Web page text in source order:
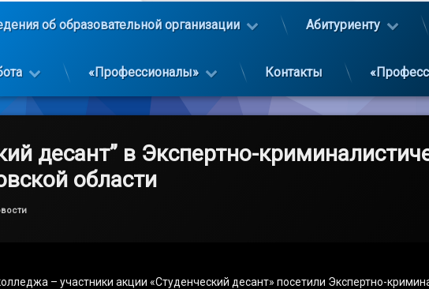
об образовательной организации Абитуриенту
«Профессионалы» Контакты
десант” в Экспертно-
области
на
– участники акции «Студенческий десант» посетили Экспертно-